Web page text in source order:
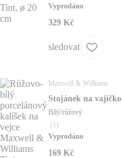
Vyprodáno
329 Kč
sledovat
Maxwell & Williams
Stojánek na vajíčko
Bílý/růžový
(1)
Vyprodáno
169 Kč